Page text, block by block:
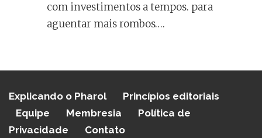
com investimentos a tempos. para
aguentar mais rombos….
Explicando o Pharol
Princípios editoriais
Equipe
Membresia
Política de
Privacidade
Contato